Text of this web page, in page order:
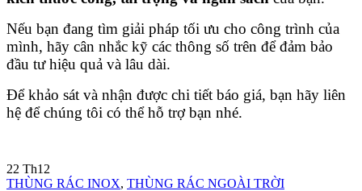
Nếu bạn đang tìm giải pháp tối ưu cho công trình của
mình, hãy cân nhắc kỹ các thông số trên để đảm bảo
đầu tư hiệu quả và lâu dài.
Để khảo sát và nhận được chi tiết báo giá, bạn hãy liên
hệ để chúng tôi có thể hỗ trợ bạn nhé.
22 Th12
THÙNG RÁC INOX, THÙNG RÁC NGOÀI TRỜI